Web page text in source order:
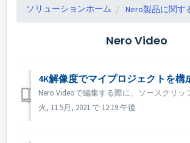
ソリューションホーム Nero製品に関す
Nero Video
4K解像度でマイプロジェクトを構
火, 11 5月, 2021 で 12:19 午後